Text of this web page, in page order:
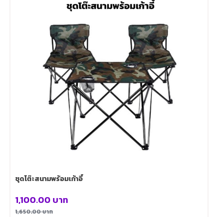
ชุดโต๊ะสนามพร้อมเก้าอี้
1,650.00บาท
1,100.00 บาท